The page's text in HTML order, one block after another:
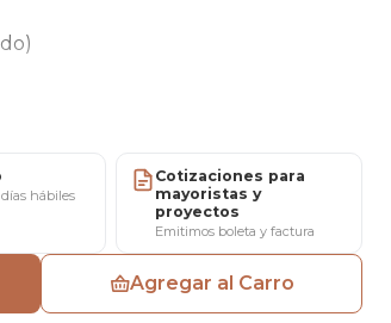
amplitud visual, elegancia y fácil
hábiles
Cotizaciones para
mayoristas y
proyectos
Emitimos boleta y factura
Agregar al Carro